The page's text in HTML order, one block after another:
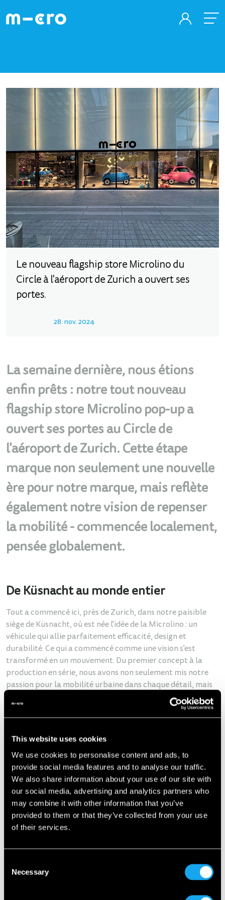
This website uses cookies
We use cookies to personalise content and ads, to
provide social media features and to analyse our traffic.
We also share information about your use of our site with
our social media, advertising and analytics partners who
may combine it with other information that you’ve
provided to them or that they’ve collected from your use
of their services.
Selection
Necessary
Le nouveau flagship store Microlino du
Circle à l'aéroport de Zurich a ouvert ses
portes.
28. nov. 2024
La semaine dernière, nous étions
enfin prêts : notre tout nouveau
flagship store Microlino pop-up a
ouvert ses portes au Circle de
l'aéroport de Zurich. Cette étape
marque non seulement une nouvelle
ère pour notre marque, mais reflète
également notre vision de repenser
la mobilité - commencée localement,
pensée globalement.
De Küsnacht au monde entier
Tout a commencé ici, près de Zurich, dans notre paisible
siège de Küsnacht, où est née l'idée de la Microlino : un
véhicule qui allie parfaitement efficacité, design et
durabilité. Ce qui a commencé comme une vision s'est
transformé en un mouvement. Du premier concept à la
production en série, nous avons non seulement mis notre
passion pour la mobilité urbaine dans chaque détail, mais
nous avons aussi prouvé que de grandes idées pouvaient se
Suisse, mais aussi dans de nombreux autres pays d'Europe -
et ce n'est qu'un début. Le nouveau flagship store du Circle
n'a pas été choisi au hasard. Situé à l'aéroport de Zurich,
une plaque tournante internationale, c'est l'endroit idéal
pour faire connaître notre vision de la mobilité
révolutionnaire dans le monde entier.
Dans notre magasin d'environ 250 m², il y a beaucoup à
découvrir : de nos modèles Microlino stylés, y compris la